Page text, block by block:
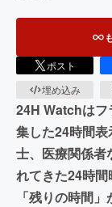
ポスト
埋め込み
24H Watchはフ
集した24時間
士、医療関係者
れてきた24時
「残りの時間